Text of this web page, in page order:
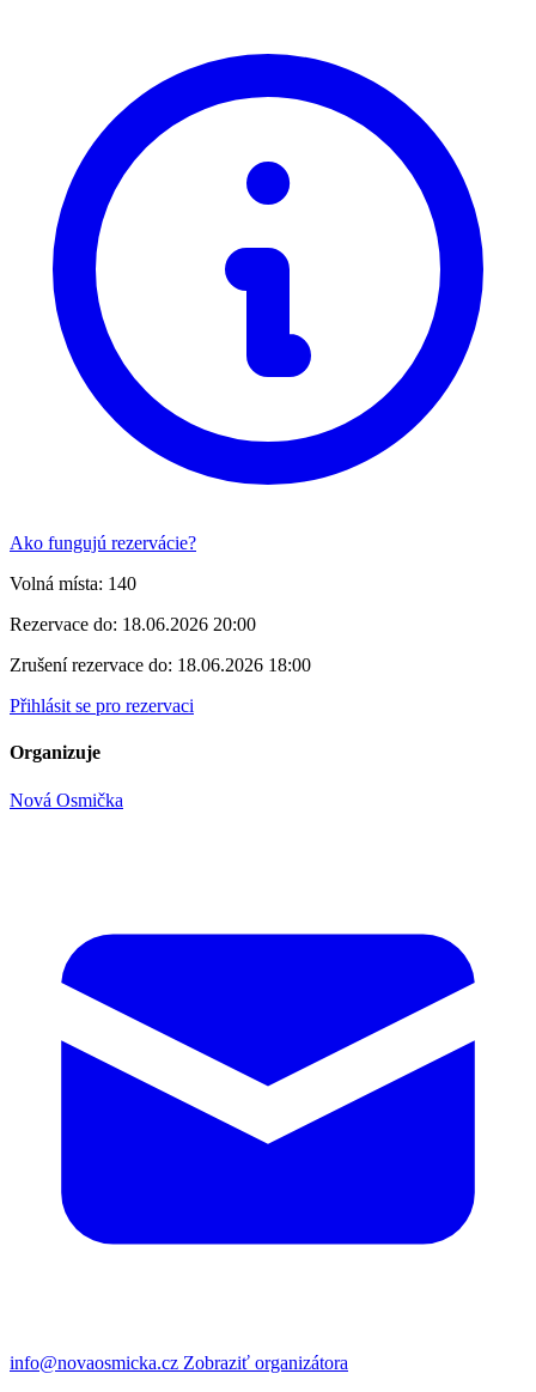
Ako fungujú rezervácie?
Volná místa: 140
Rezervace do: 18.06.2026 20:00
Zrušení rezervace do: 18.06.2026 18:00
Přihlásit se pro rezervaci
Organizuje
Nová Osmička
info@novaosmicka.cz Zobraziť organizátora